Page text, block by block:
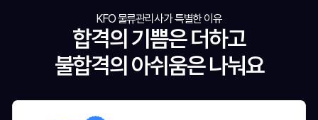
KFO 물류관리사가 특별한 이유
합격의 기쁨은 더하고
불합격의 아쉬움은 나눠요